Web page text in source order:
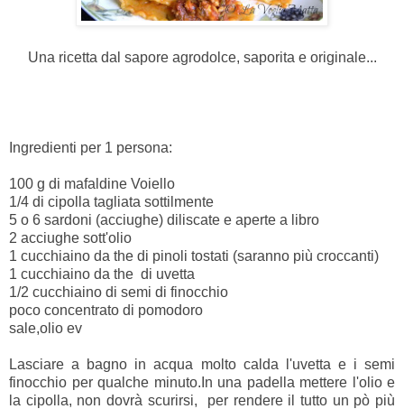
Una ricetta dal sapore agrodolce, saporita e originale...
Ingredienti per 1 persona:
100 g di mafaldine Voiello
1/4 di cipolla tagliata sottilmente
5 o 6 sardoni (acciughe) diliscate e aperte a libro
2 acciughe sott'olio
1 cucchiaino da the di pinoli tostati (saranno più croccanti)
1 cucchiaino da the di uvetta
1/2 cucchiaino di semi di finocchio
poco concentrato di pomodoro
sale,olio ev
Lasciare a bagno in acqua molto calda l'uvetta e i semi
finocchio per qualche minuto.In una padella mettere l'olio e
la cipolla, non dovrà scurirsi, per rendere il tutto un pò più